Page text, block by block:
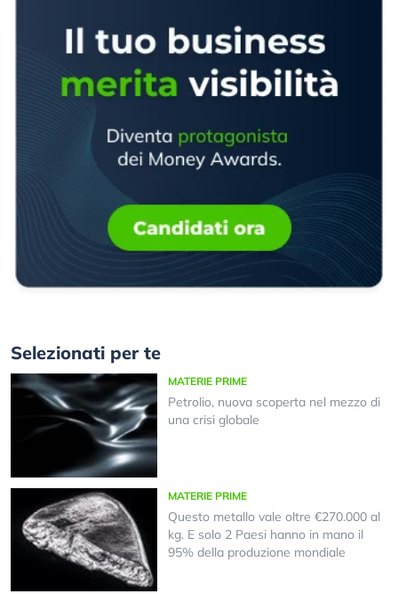
Selezionati per te
MATERIE PRIME
Petrolio, nuova scoperta nel mezzo di
una crisi globale
MATERIE PRIME
Questo metallo vale oltre €270.000 al
kg. E solo 2 Paesi hanno in mano il
95% della produzione mondiale